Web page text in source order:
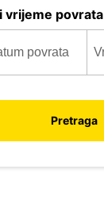
vrijeme povrata
Pretraga